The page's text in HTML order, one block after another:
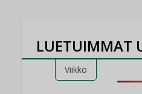
LUETUIMMAT
Viikko